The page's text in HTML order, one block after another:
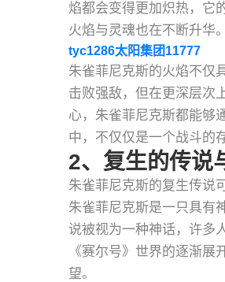
焰都会变得更加炽热，它
火焰与灵魂也在不断升华。
tyc1286太阳集团11777
朱雀菲尼克斯的火焰不仅
击败强敌，但在更深层次
心，朱雀菲尼克斯都能够
中，不仅仅是一个战斗的
2、复生的传说
朱雀菲尼克斯的复生传说
朱雀菲尼克斯是一只具有
说被视为一种神话，许多
《赛尔号》世界的逐渐
望。